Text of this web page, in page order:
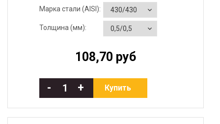
Марка стали (AISI):
Толщина (мм):
108,70 руб
- + Купить